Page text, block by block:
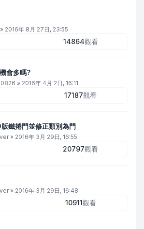
» 2016年 8月 27日, 23:55
14864觀看
會多嗎?
» 2016年 4月 2日, 16:11
17187觀看
鐵捲門並修正類別為門
» 2016年 3月 29日, 16:55
20797觀看
» 2016年 3月 29日, 16:48
10911觀看